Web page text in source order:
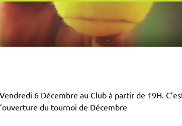
6 Décembre au Club à partir de 19H.
du tournoi de Décembre